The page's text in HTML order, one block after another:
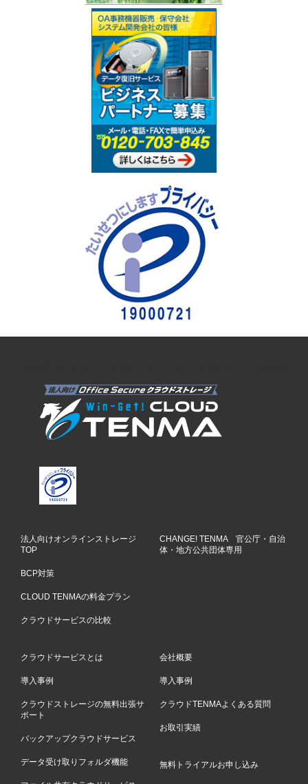
法人向けオンラインストレージ
TOP
BCP対策
CLOUD TENMAの料金プラン
クラウドサービスの比較
CHANGE! TENMA 官公庁・自治
体・地方公共団体専用
クラウドサービスとは
導入事例
クラウドストレージの無料出張サ
ポート
バックアップクラウドサービス
データ受け取りフォルダ機能
会社概要
導入事例
クラウドTENMAよくある質問
お取引実績
無料トライアルお申し込み